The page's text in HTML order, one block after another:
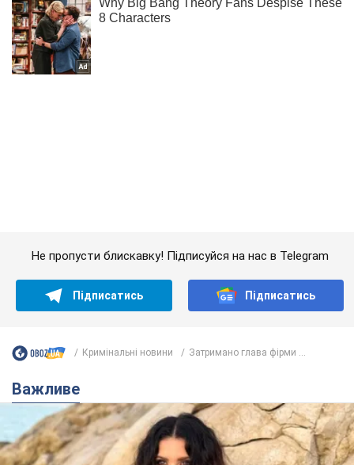
50-річна Lama розкрила секрети своєї краси та
відповіла на закиди, що зберігає молодість,